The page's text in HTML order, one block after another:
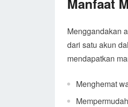
Menggandakan
dari satu akun
mendapatkan
Menghemat